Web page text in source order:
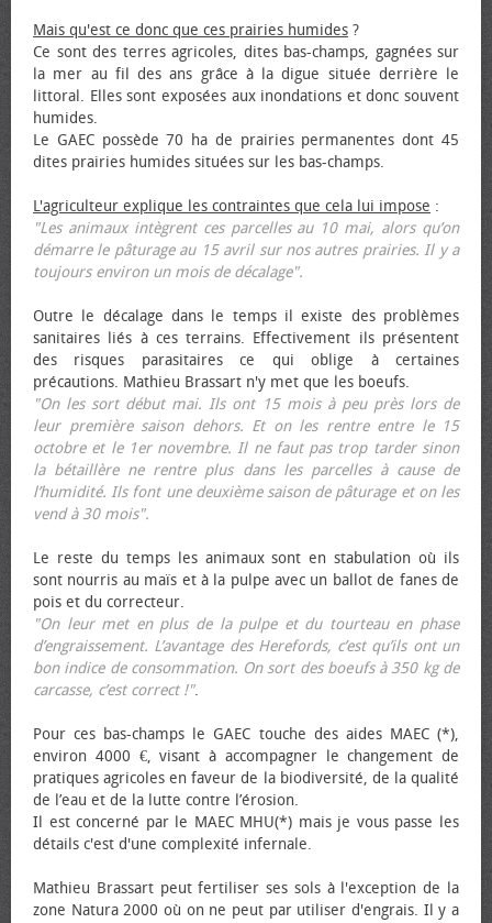
Mais qu'est ce donc que ces prairies humides ?
Ce sont des terres agricoles, dites bas-champs, gagnées sur
la mer au fil des ans grâce à la digue située derrière le
littoral. Elles sont exposées aux inondations et donc souvent
humides.
Le GAEC possède 70 ha de prairies permanentes dont 45
dites prairies humides situées sur les bas-champs.
L'agriculteur explique les contraintes que cela lui impose :
"Les animaux intègrent ces parcelles au 10 mai, alors qu’on
démarre le pâturage au 15 avril sur nos autres prairies. Il y a
toujours environ un mois de décalage".
Outre le décalage dans le temps il existe des problèmes
sanitaires liés à ces terrains. Effectivement ils présentent
des risques parasitaires ce qui oblige à certaines
précautions. Mathieu Brassart n'y met que les bœufs.
"On les sort début mai. Ils ont 15 mois à peu près lors de
leur première saison dehors. Et on les rentre entre le 15
octobre et le 1er novembre. Il ne faut pas trop tarder sinon
la bétaillère ne rentre plus dans les parcelles à cause de
l’humidité. Ils font une deuxième saison de pâturage et on les
vend à 30 mois".
Le reste du temps les animaux sont en stabulation où ils
sont nourris au maïs et à la pulpe avec un ballot de fanes de
pois et du correcteur.
"On leur met en plus de la pulpe et du tourteau en phase
d’engraissement. L’avantage des Herefords, c’est qu’ils ont un
bon indice de consommation. On sort des bœufs à 350 kg de
carcasse, c’est correct !".
Pour ces bas-champs le GAEC touche des aides MAEC (*),
environ 4000 €, visant à accompagner le changement de
pratiques agricoles en faveur de la biodiversité, de la qualité
de l’eau et de la lutte contre l’érosion.
Il est concerné par le MAEC MHU(*) mais je vous passe les
détails c'est d'une complexité infernale.
Mathieu Brassart peut fertiliser ses sols à l'exception de la
zone Natura 2000 où on ne peut par utiliser d'engrais. Il y a